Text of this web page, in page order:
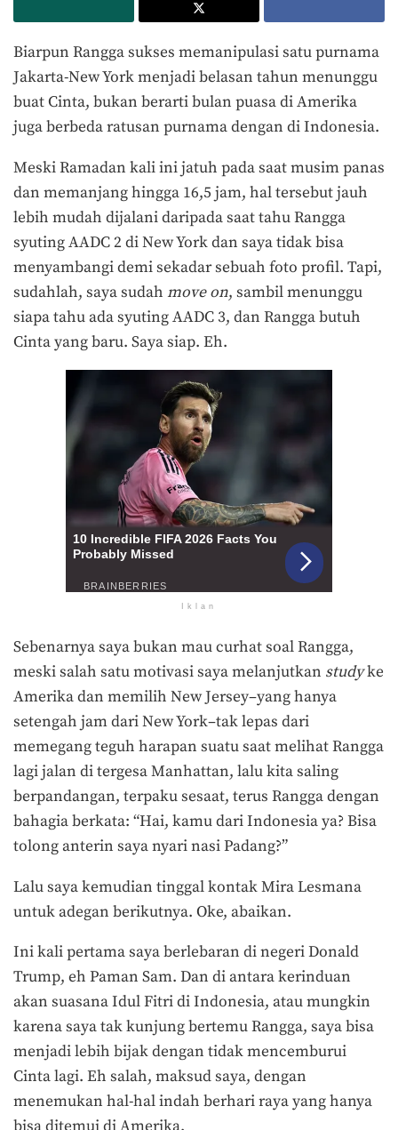
Biarpun Rangga sukses memanipulasi satu purnama
Jakarta-New York menjadi belasan tahun menunggu
buat Cinta, bukan berarti bulan puasa di Amerika
juga berbeda ratusan purnama dengan di Indonesia.
Meski Ramadan kali ini jatuh pada saat musim panas
dan memanjang hingga 16,5 jam, hal tersebut jauh
lebih mudah dijalani daripada saat tahu Rangga
syuting AADC 2 di New York dan saya tidak bisa
menyambangi demi sekadar sebuah foto profil. Tapi,
sudahlah, saya sudah move on, sambil menunggu
siapa tahu ada syuting AADC 3, dan Rangga butuh
Cinta yang baru. Saya siap. Eh.
Iklan
Sebenarnya saya bukan mau curhat soal Rangga,
meski salah satu motivasi saya melanjutkan studyke
Amerika dan memilih New Jersey–yang hanya
setengah jam dari New York–tak lepas dari
memegang teguh harapan suatu saat melihat Rangga
lagi jalan di tergesa Manhattan, lalu kita saling
berpandangan, terpaku sesaat, terus Rangga dengan
bahagia berkata: “Hai, kamu dari Indonesia ya? Bisa
tolong anterin saya nyari nasi Padang?”
Lalu saya kemudian tinggal kontak Mira Lesmana
untuk adegan berikutnya. Oke, abaikan.
Ini kali pertama saya berlebaran di negeri Donald
Trump, eh Paman Sam. Dan di antara kerinduan
akan suasana Idul Fitri di Indonesia, atau mungkin
karena saya tak kunjung bertemu Rangga, saya bisa
menjadi lebih bijak dengan tidak mencemburui
Cinta lagi. Eh salah, maksud saya, dengan
menemukan hal-hal indah berhari raya yang hanya